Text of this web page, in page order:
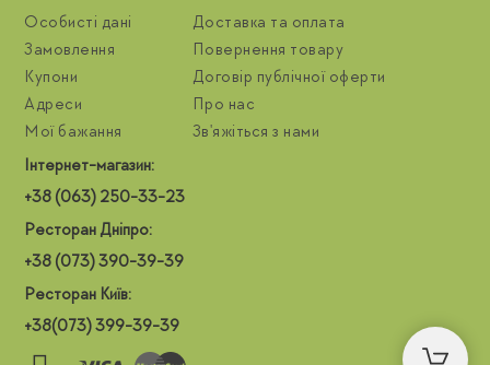
Особисті дані
Замовлення
Купони
Адреси
Мої бажання
Доставка та оплата
Повернення товару
Договір публічної оферти
Про нас
Зв'яжіться з нами
Інтернет-магазин:
+38 (063) 250-33-23
Ресторан Дніпро:
+38 (073) 390-39-39
Ресторан Київ:
+38(073) 399-39-39